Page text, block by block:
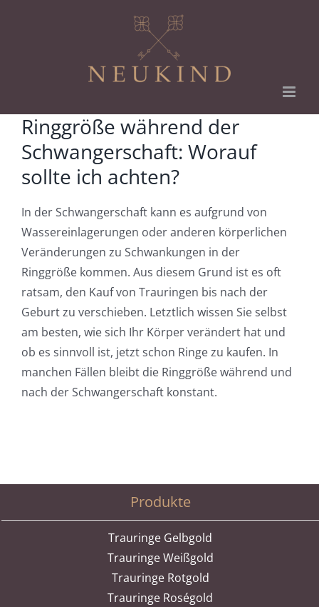
Ringgröße während der
Schwangerschaft: Worauf
sollte ich achten?
In der Schwangerschaft kann es aufgrund von
Wassereinlagerungen oder anderen körperlichen
Veränderungen zu Schwankungen in der
Ringgröße kommen. Aus diesem Grund ist es oft
ratsam, den Kauf von Trauringen bis nach der
Geburt zu verschieben. Letztlich wissen Sie selbst
am besten, wie sich Ihr Körper verändert hat und
ob es sinnvoll ist, jetzt schon Ringe zu kaufen. In
manchen Fällen bleibt die Ringgröße während und
nach der Schwangerschaft konstant.
Produkte
Trauringe Gelbgold
Trauringe Weißgold
Trauringe Rotgold
Trauringe Roségold